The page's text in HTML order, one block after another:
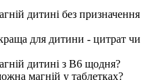
дитині без призначення
для дитини - цитрат чи
дитині з B6 щодня?
магній у таблетках?